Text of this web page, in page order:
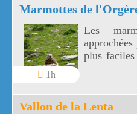
Marmottes de
1h
Les
plus
Vanoise.
visibles
dessous
Vallon de la Lenta